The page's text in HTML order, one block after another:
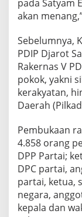
pada Satyam
akan
Sebelumnya,
PDIP Djarot
Rakernas V
pokok, yakni
kerakyatan,
Daerah
Pembukaan
4.858 orang
DPP Partai;
DPC partai,
partai, ketua,
negara,
kepala dan